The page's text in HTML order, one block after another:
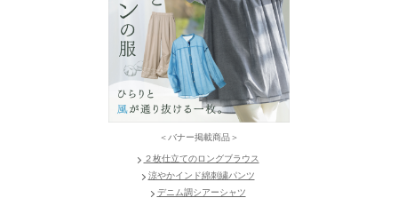
＜バナー掲載商品＞
２枚仕立てのロングブラウス
涼やかインド綿刺繍パンツ
デニム調シアーシャツ